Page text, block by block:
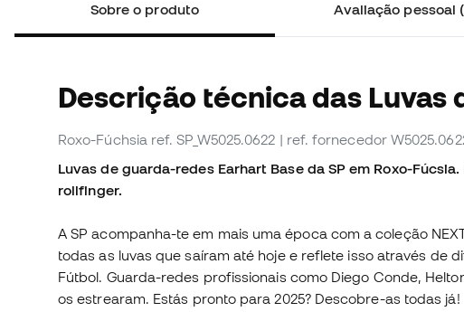
Sobre o produto Avaliação pessoal
Descrição técnica das Luvas
Roxo-Fúchsia ref. SP_W5025.0622 | ref. fornecedor
Luvas de guarda-redes Earhart Base da SP em Roxo-
rollfinger.
A SP acompanha-te em mais uma época com a coleção
todas as luvas que saíram até hoje e reflete isso através de
Fútbol. Guarda-redes profissionais como Diego Conde,
os estrearam. Estás pronto para 2025? Descobre-as todas já!